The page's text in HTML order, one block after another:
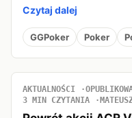
Czytaj dalej
GGPoker Poker
AKTUALNOŚCI
3 MIN CZYTANIA